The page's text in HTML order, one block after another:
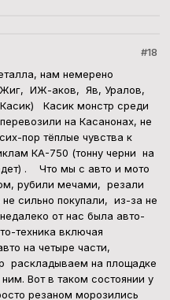
#18
нам немерено
ИЖ-аков, Яв, Уралов,
Касик монстр среди
на Касанонах, не
пор тёплые чувства к
КА-750 (тонну черни на
. Что мы с авто и мото
рубили мечами, резали
сильно покупали, из-за не
от нас была авто-
техника включая
на четыре части,
раскладываем на площадке
Вот в таком состоянии у
резаном морозились